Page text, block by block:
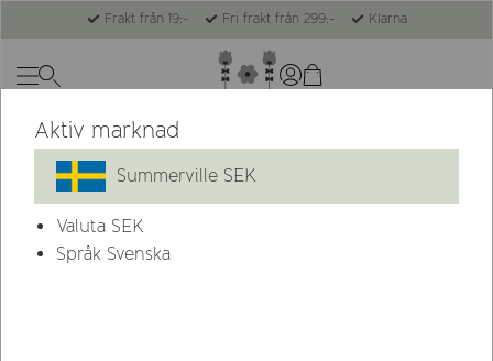
Frakt från 19:- Fri frakt från 299:- Klarna
Aktiv marknad
Summerville SEK
Valuta SEK
Språk Svenska